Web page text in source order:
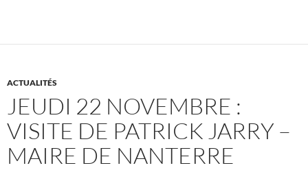
ACTUALITÉS
JEUDI 22 NOVEMBRE :
VISITE DE PATRICK JARRY –
MAIRE DE NANTERRE